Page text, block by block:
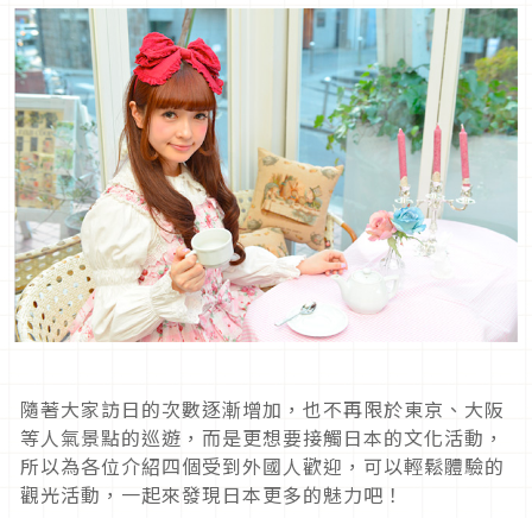
隨著大家訪日的次數逐漸增加，也不再限於東京、大阪
等人氣景點的巡遊，而是更想要接觸日本的文化活動，
所以為各位介紹四個受到外國人歡迎，可以輕鬆體驗的
觀光活動，一起來發現日本更多的魅力吧！